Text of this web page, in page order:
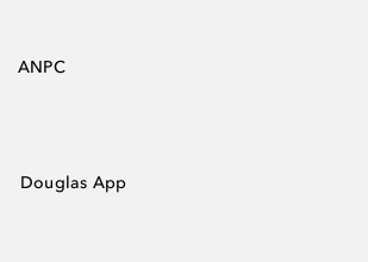
ANPC
Douglas App